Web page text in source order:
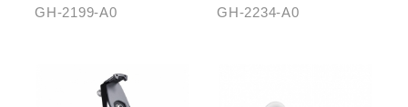
GH-2199-A0
板(前踏)
GH-2234-A0